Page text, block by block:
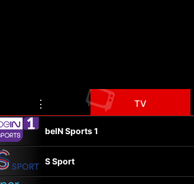
⋮ 📺 TV
beIN Sports 1
S Sport